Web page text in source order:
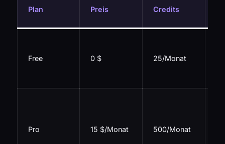
Plan Preis Credits
Free 0 $ 25/Monat
Pro 15 $/Monat 500/Monat